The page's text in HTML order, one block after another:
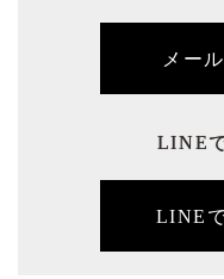
メー
LINE
LINE